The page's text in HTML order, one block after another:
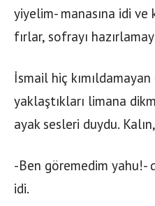
yiyelim- manasına idi ve
fırlar, sofrayı
İsmail hiç
yaklaştıkları limana
ayak sesleri duydu.
-Ben göremedim yahu!-
idi.